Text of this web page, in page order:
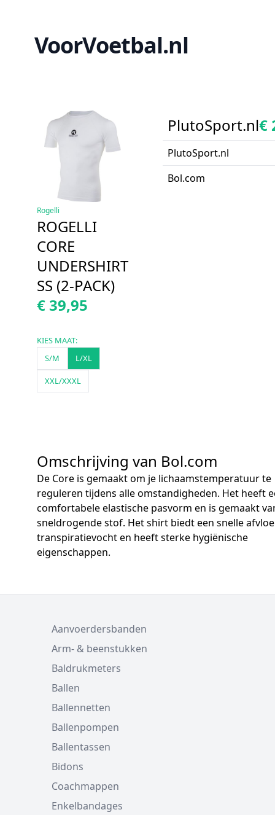
VoorVoetbal.nl
Rogelli
ROGELLI
CORE
UNDERSHIRT
SS (2-PACK)
€ 39,95
KIES MAAT:
S/M
L/XL
XXL/XXXL
PlutoSport.nl€
PlutoSport.nl
Bol.com
Omschrijving van Bol.com
De Core is gemaakt om je lichaamstemperatuur te
reguleren tijdens alle omstandigheden. Het heeft
comfortabele elastische pasvorm en is gemaakt
sneldrogende stof. Het shirt biedt een snelle
transpiratievocht en heeft sterke hygiënische
eigenschappen.
Aanvoerdersbanden
Arm- & beenstukken
Baldrukmeters
Ballen
Ballennetten
Ballenpompen
Ballentassen
Bidons
Coachmappen
Enkelbandages